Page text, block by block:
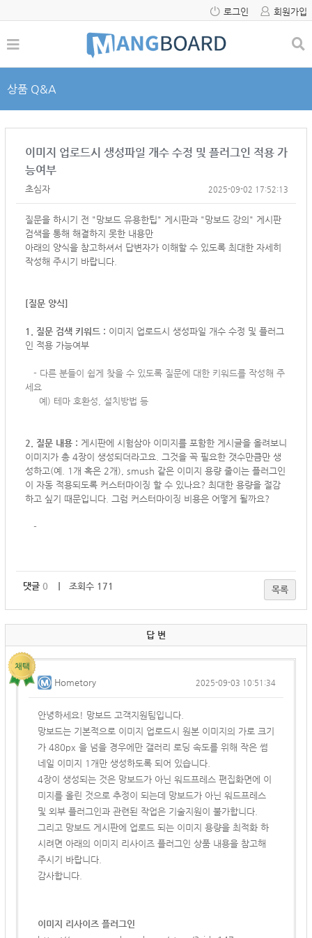
로그인 회원가입
상품 Q&A
이미지 업로드시 생성파일 개수 수정 및 플러그인 적용 가
능여부
초심자 2025-09-02 17:52:13
질문을 하시기 전 "망보드 유용한팁" 게시판과 "망보드 강의" 게시판
검색을 통해 해결하지 못한 내용만
아래의 양식을 참고하셔서 답변자가 이해할 수 있도록 최대한 자세히
작성해 주시기 바랍니다.
[질문 양식]
1. 질문 검색 키워드 : 이미지 업로드시 생성파일 개수 수정 및 플러그
인 적용 가능여부
- 다른 분들이 쉽게 찾을 수 있도록 질문에 대한 키워드를 작성해 주
세요
예) 테마 호환성, 설치방법 등
2. 질문 내용 : 게시판에 시험삼아 이미지를 포함한 게시글을 올려보니
이미지가 총 4장이 생성되더라고요. 그것을 꼭 필요한 갯수만큼만 생
성하고(예. 1개 혹은 2개), smush 같은 이미지 용량 줄이는 플러그인
이 자동 적용되도록 커스터마이징 할 수 있나요? 최대한 용량을 절감
하고 싶기 때문입니다. 그럼 커스터마이징 비용은 어떻게 될까요?
-
댓글 0 ｜ 조회수 171 목록
답 변
Hometory 2025-09-03 10:51:34
안녕하세요! 망보드 고객지원팀입니다.
망보드는 기본적으로 이미지 업로드시 원본 이미지의 가로 크기
가 480px 을 넘을 경우에만 갤러리 로딩 속도를 위해 작은 썸
네일 이미지 1개만 생성하도록 되어 있습니다.
4장이 생성되는 것은 망보드가 아닌 워드프레스 편집화면에 이
미지를 올린 것으로 추정이 되는데 망보드가 아닌 워드프레스
및 외부 플러그인과 관련된 작업은 기술지원이 불가합니다.
그리고 망보드 게시판에 업로드 되는 이미지 용량을 최적화 하
시려면 아래의 이미지 리사이즈 플러그인 상품 내용을 참고해
주시기 바랍니다.
감사합니다.
이미지 리사이즈 플러그인